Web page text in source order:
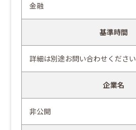
金融
基準時間
詳細は別途お問い合わせください
企業名
非公開